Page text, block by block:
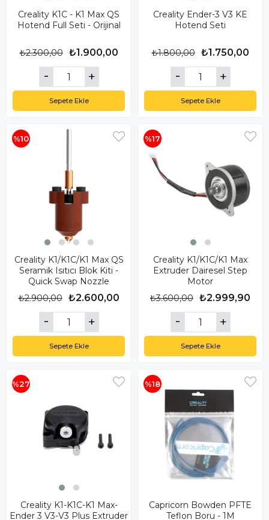
Creality K1C - K1 Max QS
Hotend Full Seti - Orijinal
₺1.900,00
₺2.300,00
Sepete Ekle
Creality Ender-3 V3 KE
Hotend Seti
₺1.750,00
₺1.800,00
Sepete Ekle
Creality K1/K1C/K1 Max QS
Seramik Isıtıcı Blok Kiti -
Quick Swap Nozzle
₺2.600,00
₺2.900,00
Sepete Ekle
%10
Creality K1/K1C/K1 Max
Extruder Dairesel Step
Motor
₺2.999,90
₺3.600,00
Sepete Ekle
%17
Creality K1-K1C-K1 Max-
Ender 3 V3-V3 Plus Extruder
%27
Capricorn Bowden PFTE
Teflon Boru - 1M
%18